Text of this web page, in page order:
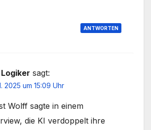
ANTWORTEN
sagt:
2025 um 15:09 Uhr
Wolff sagte in einem
die KI verdoppelt ihre